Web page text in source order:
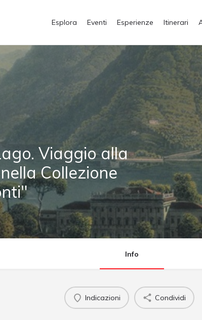
Esplora Eventi Esperienze Itinerari
Viaggio alla
Collezione
Info
Indicazioni Condividi